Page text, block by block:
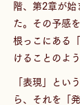
階、第2章が始
た。その予感
根っこにある
けることのよ
「表現」とい
ら、それを「